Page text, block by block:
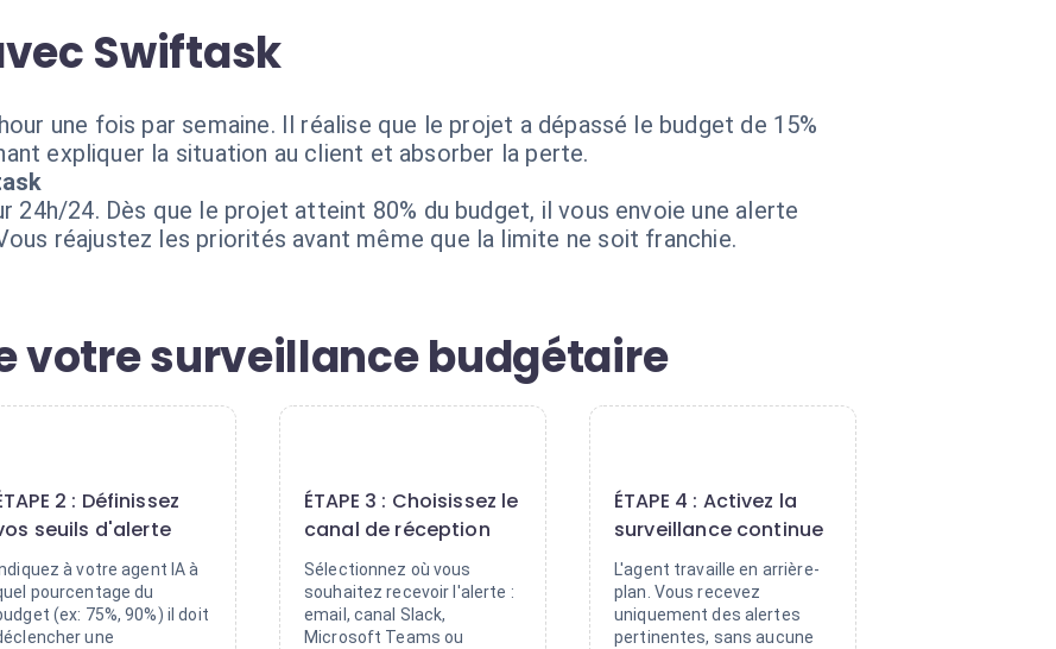
Swiftask
une fois par semaine. Il réalise que le projet a dépassé le budget de 15%
expliquer la situation au client et absorber la perte.
24h/24. Dès que le projet atteint 80% du budget, il vous envoie une alerte
réajustez les priorités avant même que la limite ne soit franchie.
votre surveillance budgétaire
2 : Définissez
seuils d'alerte
à votre agent IA à
pourcentage du
(ex: 75%, 90%) il doit
une
ÉTAPE 3 : Choisissez le
canal de réception
Sélectionnez où vous
souhaitez recevoir l'alerte :
email, canal Slack,
Microsoft Teams ou
ÉTAPE 4 : Activez la
surveillance continue
L'agent travaille en arrière-
plan. Vous recevez
uniquement des alertes
pertinentes, sans aucune